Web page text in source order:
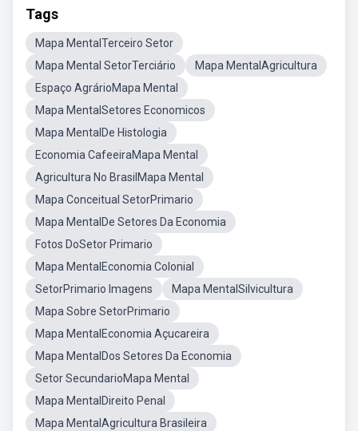
Tags
Mapa MentalTerceiro Setor
Mapa Mental SetorTerciário
Mapa MentalAgricultura
Espaço AgrárioMapa Mental
Mapa MentalSetores Economicos
Mapa MentalDe Histologia
Economia CafeeiraMapa Mental
Agricultura No BrasilMapa Mental
Mapa Conceitual SetorPrimario
Mapa MentalDe Setores Da Economia
Fotos DoSetor Primario
Mapa MentalEconomia Colonial
SetorPrimario Imagens
Mapa MentalSilvicultura
Mapa Sobre SetorPrimario
Mapa MentalEconomia Açucareira
Mapa MentalDos Setores Da Economia
Setor SecundarioMapa Mental
Mapa MentalDireito Penal
Mapa MentalAgricultura Brasileira